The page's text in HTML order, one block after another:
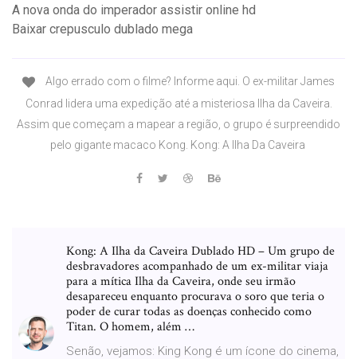
A nova onda do imperador assistir online hd
Baixar crepusculo dublado mega
Algo errado com o filme? Informe aqui. O ex-militar James
Conrad lidera uma expedição até a misteriosa Ilha da Caveira.
Assim que começam a mapear a região, o grupo é surpreendido
pelo gigante macaco Kong. Kong: A Ilha Da Caveira
Kong: A Ilha da Caveira Dublado HD – Um grupo de
desbravadores acompanhado de um ex-militar viaja
para a mítica Ilha da Caveira, onde seu irmão
desapareceu enquanto procurava o soro que teria o
poder de curar todas as doenças conhecido como
Titan. O homem, além …
Senão, vejamos: King Kong é um ícone do cinema,